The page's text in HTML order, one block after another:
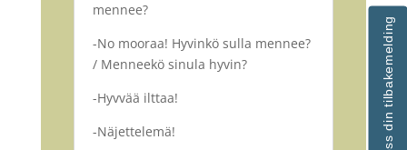
mennee?
-No mooraa! Hyvinkö sulla mennee?
/ Menneekö sinula hyvin?
-Hyvvää ilttaa!
-Näjettelemä!
Gi oss din tilbakemelding